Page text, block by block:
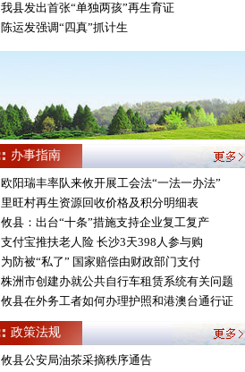
我县发出首张“单独两孩”再生育证
陈运发强调“四真”抓计生
办事指南
欧阳瑞丰率队来攸开展工会法“一法一办法”
里旺村再生资源回收价格及积分明细表
攸县：出台“十条”措施支持企业复工复产
支付宝推扶老人险 长沙3天398人参与购
为防被“私了” 国家赔偿由财政部门支付
株洲市创建办就公共自行车租赁系统有关问题
攸县在外务工者如何办理护照和港澳台通行证
政策法规
攸县公安局油茶采摘秩序通告